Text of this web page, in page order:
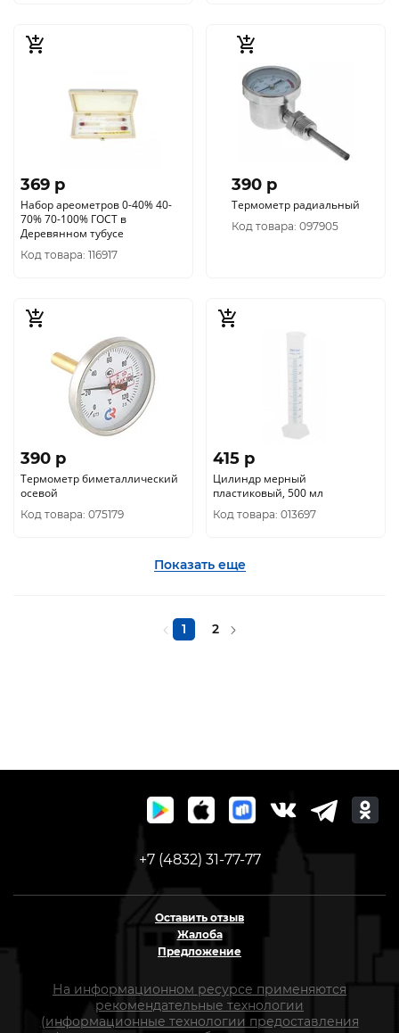
369 p
Набор ареометров 0-40% 40-
70% 70-100% ГОСТ в
Деревянном тубусе
Код товара: 116917
390 p
Термометр радиальный
Код товара: 097905
390 p
Термометр биметаллический
осевой
Код товара: 075179
415 p
Цилиндр мерный
пластиковый, 500 мл
Код товара: 013697
Показать еще
1 2
+7 (4832) 31-77-77
Оставить отзыв
Жалоба
Предложение
На информационном ресурсе применяются
рекомендательные технологии
(информационные технологии предоставления